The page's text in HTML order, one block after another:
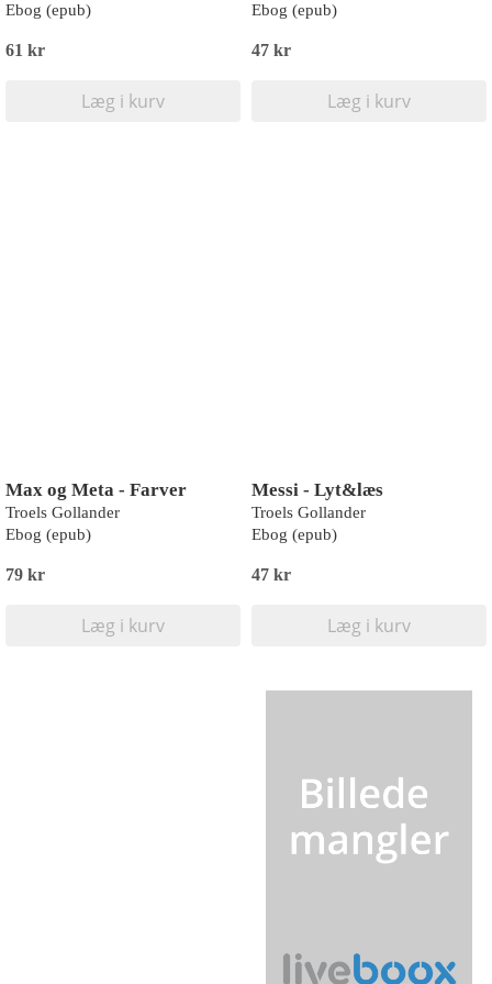
Ebog (epub)
61 kr
Læg i kurv
Ebog (epub)
47 kr
Læg i kurv
Max og Meta - Farver
Troels Gollander
Ebog (epub)
79 kr
Læg i kurv
Messi - Lyt&læs
Troels Gollander
Ebog (epub)
47 kr
Læg i kurv